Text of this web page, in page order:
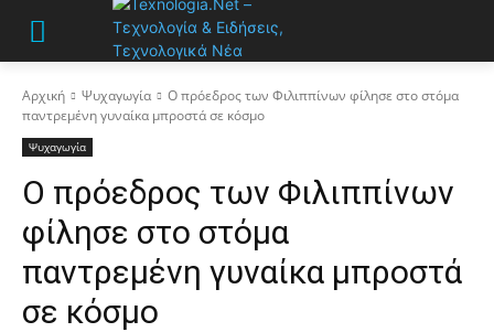
Αρχική Ψυχαγωγία
Ο πρόεδρος των Φιλιππίνων φίλησε στο στόμα
παντρεμένη γυναίκα μπροστά σε κόσμο
Ψυχαγωγία
Ο πρόεδρος των Φιλιππίνων
φίλησε στο στόμα
παντρεμένη γυναίκα μπροστά
σε κόσμο